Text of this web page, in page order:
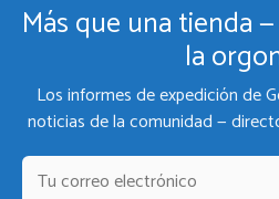
Más que una tienda
la
Los informes de expedición de
noticias de la comunidad —